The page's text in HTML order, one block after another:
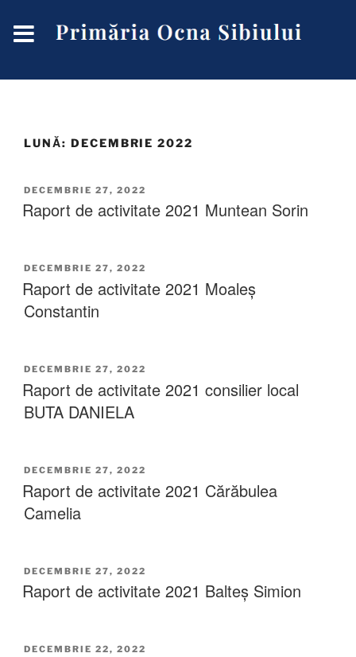
LUNĂ: DECEMBRIE 2022
DECEMBRIE 27, 2022
Raport de activitate 2021 Muntean Sorin
DECEMBRIE 27, 2022
Raport de activitate 2021 Moaleș
Constantin
DECEMBRIE 27, 2022
Raport de activitate 2021 consilier local
BUTA DANIELA
DECEMBRIE 27, 2022
Raport de activitate 2021 Cărăbulea
Camelia
DECEMBRIE 27, 2022
Raport de activitate 2021 Balteș Simion
DECEMBRIE 22, 2022